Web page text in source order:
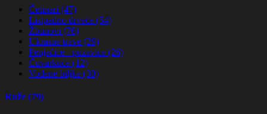
Četinari (47)
Listpadno drveće (54)
Žbunovi (76)
Ukrasne trave (29)
Penjačice - puzavice (26)
Čuvarkuće (12)
Vodene biljke (30)
Ruže (79)